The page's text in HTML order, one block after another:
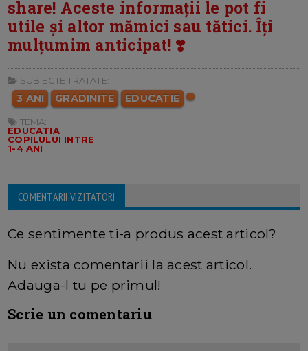
share! Aceste informații le pot fi
utile și altor mămici sau tătici. Îți
mulțumim anticipat! ❣️
SUBIECTE TRATATE:
3 ANI GRADINITE EDUCATIE
TEMA:
EDUCATIA
COPILULUI INTRE
1-4 ANI
COMENTARII VIZITATORI
Ce sentimente ti-a produs acest articol?
Nu exista comentarii la acest articol.
Adauga-l tu pe primul!
Scrie un comentariu